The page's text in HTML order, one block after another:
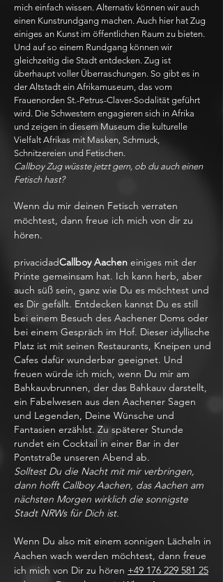
mich einfach wissen. Alternativ können wir auch
einen Kunstrundgang machen. Auch hier hat Zug
einiges an Kunst im öffentlichen Raum zu bieten.
Und auf so einem Rundgang können wir
gleichzeitig die Stadt entdecken. Zug ist
überhaupt voller Überraschungen. So gibt es in
der Altstadt ein Afrikamuseum, das vom
Frauenorden St.-Petrus-Claver-Sodalität geführt
wird. Die Schwestern engagieren sich in Afrika
und zeigen in diesem Museum die kulturelle
Vielfalt Afrikas mit Masken, Schmuck,
Schnitzereien und Fetischen.
Callboy Zug wüsste jetzt gern, ob du auch einen
Fetisch hast?
Wenn du mir deinen Fetisch verraten
möchtest, dann freue ich mich von dir zu
hören.
privacidadCallboy Aachen einiges mit der
Printe gemeinsam hat. Ich kann herb, aber
auch süß sein, ganz wie Du es möchtest und
es Dir gefällt. Entdecken kannst Du es still
bei einem Besuch des Aachener Doms oder
bei einem Gespräch im Hof. Dieser idyllische
Platz ist mit seinen Restaurants, Kneipen und
Cafes dafür wunderbar geeignet. Und
freuen würde ich mich, wenn Du mir am
Bahkauvbrunnen, der das Bahkauv darstellt,
ein Fabelwesen aus den Aachener Sagen
und Legenden, Deine Wünsche und
Fantasien erzählst. Zu späterer Stunde
rundet ein Cocktail in einer Bar in der
Pontstraße unseren Abend ab.
Solltest Du die Nacht mit mir verbringen,
dann hofft Callboy Aachen, das Aachen am
nächsten Morgen wirklich die sonnigste
Stadt NRWs für Dich ist.
Wenn Du also mit einem sonnigen Lächeln in
Aachen wach werden möchtest, dann freue
ich mich von Dir zu hören +49 176 229 581 25